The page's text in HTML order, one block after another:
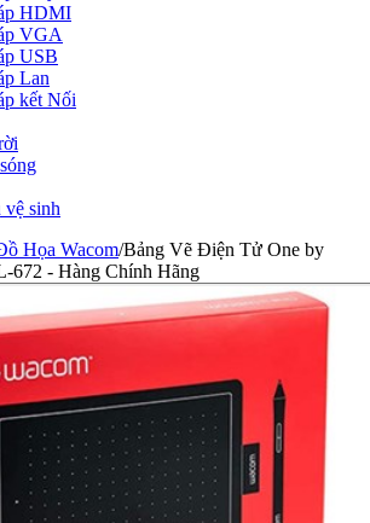
HDMI
VGA
USB
Lan
kết Nối
sinh
Họa Wacom/Bảng Vẽ Điện Tử One by
672 - Hàng Chính Hãng